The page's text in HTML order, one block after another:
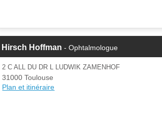
Hirsch Hoffman - Ophtalmologue
2 C ALL DU DR L LUDWIK ZAMENHOF
31000 Toulouse
Plan et itinéraire